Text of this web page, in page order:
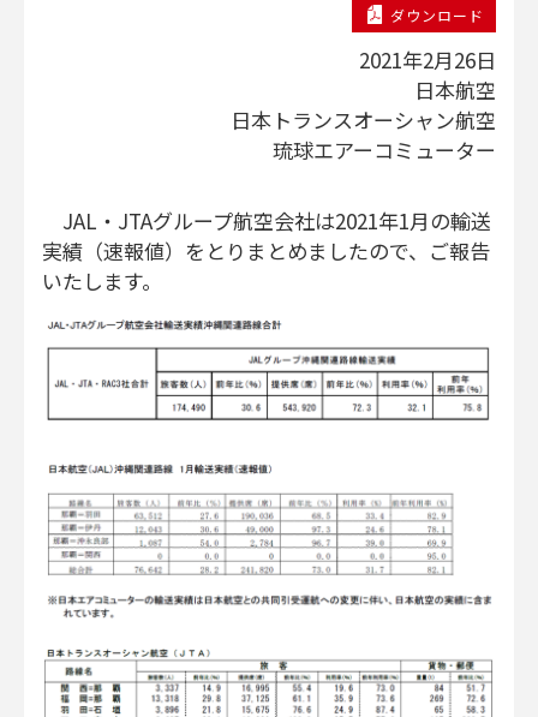
ダウンロード
2021年2月26日
日本航空
日本トランスオーシャン航空
琉球エアーコミューター
JAL・JTAグループ航空会社は2021年1月の輸送
実績（速報値）をとりまとめましたので、ご報告
いたします。